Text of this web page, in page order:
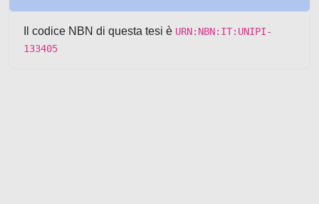
Il codice NBN di questa tesi è URN:NBN:IT:UNIPI-
133405